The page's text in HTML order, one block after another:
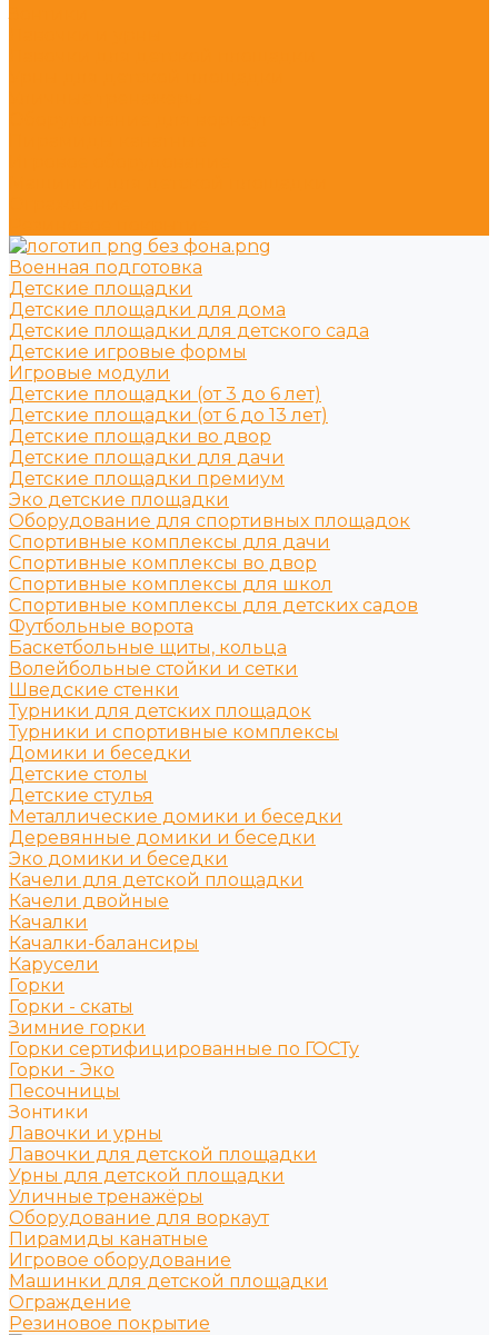
Военная подготовка
Детские площадки
Детские площадки для дома
Детские площадки для детского сада
Детские игровые формы
Игровые модули
Детские площадки (от 3 до 6 лет)
Детские площадки (от 6 до 13 лет)
Детские площадки во двор
Детские площадки для дачи
Детские площадки премиум
Эко детские площадки
Оборудование для спортивных площадок
Спортивные комплексы для дачи
Спортивные комплексы во двор
Спортивные комплексы для школ
Спортивные комплексы для детских садов
Футбольные ворота
Баскетбольные щиты, кольца
Волейбольные стойки и сетки
Шведские стенки
Турники для детских площадок
Турники и спортивные комплексы
Домики и беседки
Детские столы
Детские стулья
Металлические домики и беседки
Деревянные домики и беседки
Эко домики и беседки
Качели для детской площадки
Качели двойные
Качалки
Качалки-балансиры
Карусели
Горки
Горки - скаты
Зимние горки
Горки сертифицированные по ГОСТу
Горки - Эко
Песочницы
Зонтики
Лавочки и урны
Лавочки для детской площадки
Урны для детской площадки
Уличные тренажёры
Оборудование для воркаут
Пирамиды канатные
Игровое оборудование
Машинки для детской площадки
Ограждение
Резиновое покрытие